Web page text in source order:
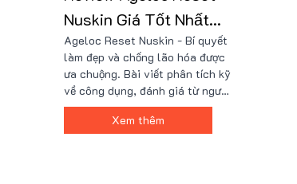
Nuskin Giá Tốt Nhất
Thị Trường
Ageloc Reset Nuskin - Bí quyết
làm đẹp và chống lão hóa được
ưa chuộng. Bài viết phân tích kỹ
về công dụng, đánh giá từ người
dùng, giá cả và nơi mua chính
hãng uy tín. Tìm hiểu sự thật về
Xem thêm